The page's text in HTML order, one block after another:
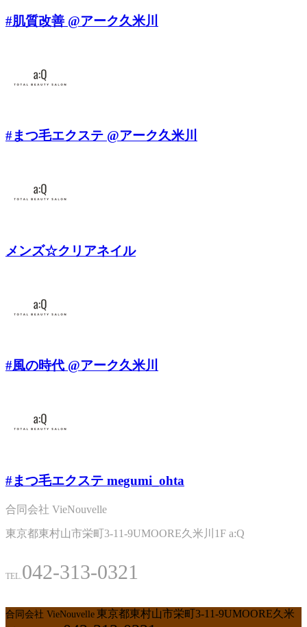
#肌質改善 @アーク久米川
#まつ毛エクステ @アーク久米川
メンズ☆クリアネイル
#風の時代 @アーク久米川
#まつ毛エクステ megumi_ohta
合同会社 VieNouvelle
東京都東村山市栄町3-11-9UMOORE久米川1F a:Q
TEL. 042-313-0321
合同会社 VieNouvelle 東京都東村山市栄町3-11-9UMOORE久米